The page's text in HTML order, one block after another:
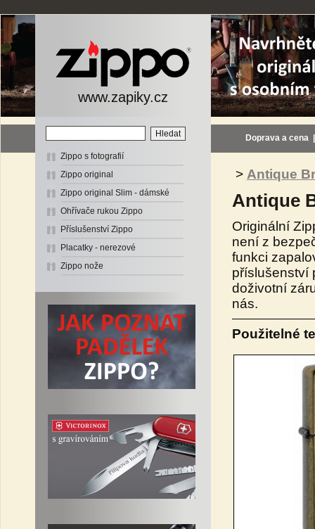
www.zapiky.cz
Zippo s fotografií
Zippo original
Zippo original Slim - dámské
Ohřívače rukou Zippo
Příslušenství Zippo
Placatky - nerezové
Zippo nože
Doprava a cena
> Antique
Antique
Originální
není z
funkci
příslušenství
doživotní
nás.
Použitelné